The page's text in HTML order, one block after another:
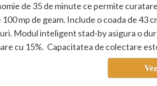
de 35 de minute ce permite
mp de geam. Include o coada de 43
Modul inteligent stad-by asigura o
cu 15%. Capacitatea de colectare